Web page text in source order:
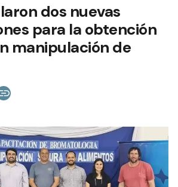
dos nuevas
para la obtención
manipulación de